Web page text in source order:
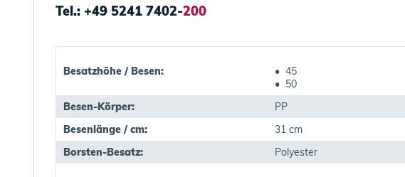
Tel.: +49 5241 7402-200
Besatzhöhe / Besen:
• 45
• 50
Besen-Körper:
PP
Besenlänge / cm:
31 cm
Borsten-Besatz:
Polyester